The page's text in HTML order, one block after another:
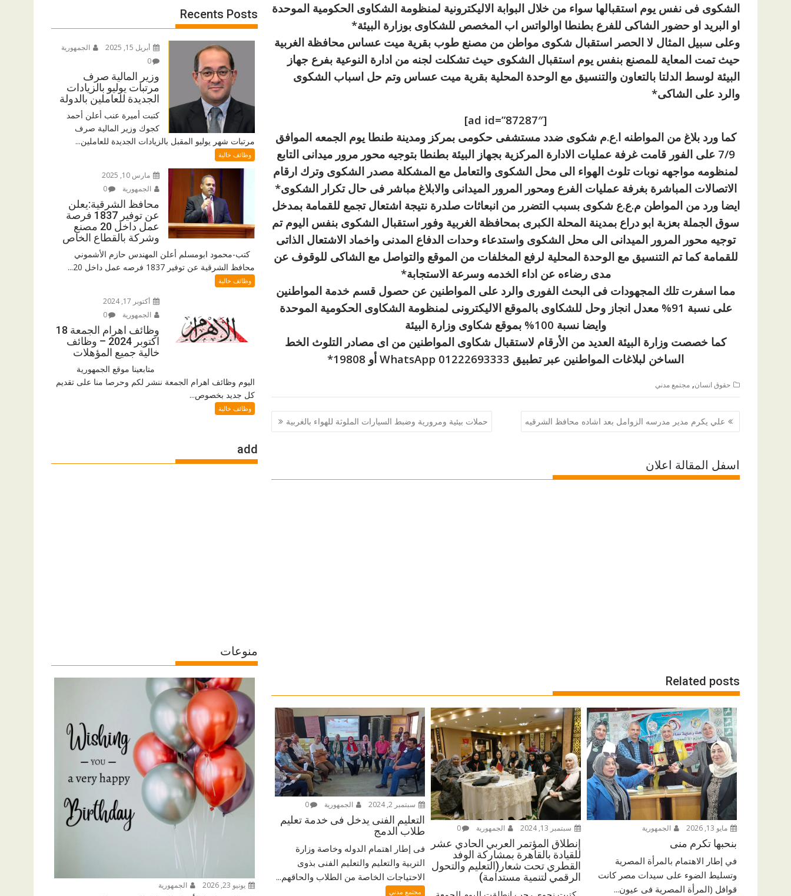
الشكوى فى نفس يوم استقبالها سواء من خلال البوابة الاليكترونية لمنظومة الشكاوى الحكومية الموحدة
او البريد او حضور الشاكى للفرع بطنطا اوالواتس اب المخصص للشكاوى بوزارة البيئة*
وعلى سبيل المثال لا الحصر استقبال شكوى مواطن من مصنع طوب بقرية ميت عساس محافظة الغربية
حيث تمت المعاية للمصنع بنفس يوم استقبال الشكوى حيث تشكلت لجنه من ادارة النوعية بفرع جهاز
البيئة لوسط الدلتا بالتعاون والتنسيق مع الوحدة المحلية بقرية ميت عساس وتم حل اسباب الشكوى
والرد على الشاكى*
[ad id=”87287″]
كما ورد بلاغ من المواطنه ا.ع.م شكوى ضدد مستشفى حكومى بمركز ومدينة طنطا يوم الجمعه الموافق
7/9 على الفور قامت غرفة عمليات الادارة المركزية بجهاز البيئة بطنطا بتوجيه محور مرور ميدانى التابع
لمنظومه مواجهه نوبات تلوث الهواء الى محل الشكوى والتعامل مع المشكلة مصدر الشكوى وترك ارقام
الاتصالات المباشرة بغرفة عمليات الفرع ومحور المرور الميدانى والابلاغ مباشر فى حال تكرار الشكوى*
ايضا ورد من المواطن م.ع.ع شكوى بسبب التضرر من انبعاثات صلدرة نتيجة اشتعال تجمع للقمامة بمدخل
سوق الجملة بعزبة ابو دراع بمدينة المحلة الكبرى بمحافظة الغربية وفور استقبال الشكوى بنفس اليوم تم
توجيه محور المرور الميدانى الى محل الشكوى واستدعاء وحدات الدفاع المدنى واخماد الاشتعال الذاتى
للقمامة كما تم التنسيق مع الوحدة المحلية لرفع المخلفات من الموقع والتواصل مع الشاكى للوقوف عن
مدى رضاءه عن اداء الخدمه وسرعة الاستجابة*
مما اسفرت تلك المجهودات فى البحث الفورى والرد على المواطنين عن حصول قسم خدمة المواطنين
على نسبة 91% معدل انجاز وحل للشكاوى بالموقع الاليكترونى لمنظومة الشكاوى الحكومية الموحدة
وايضا نسبة 100% بموقع شكاوى وزارة البيئة
كما خصصت وزارة البيئة العديد من الأرقام لاستقبال شكاوى المواطنين من اى مصادر التلوث الخط
الساخن لبلاغات المواطنين عبر تطبيق WhatsApp 01222693333 أو 19808*
حقوق انسان, مجتمع مدني
تصفّح
المقالات
علي يكرم مدير مدرسه الزوامل بعد اشاده محافظ الشرقيه حملات بيئية ومرورية وضبط السيارات الملوثة للهواء بالغربية
اسفل المقالة اعلان
Related posts
مايو 13, 2026 الجمهورية
بنحبها تكرم منى
في إطار الاهتمام بالمرأة المصرية
وتسليط الضوء على سيدات مصر كانت
قوافل (المرأة المصرية فى عيون...
سبتمبر 13, 2024 الجمهورية 0
إنطلاق المؤتمر العربي الحادي عشر
للقيادة بالقاهرة بمشاركة الوفد
القطري تحت شعار(التعليم والتحول
الرقمي لتنمية مستدامة)
سبتمبر 2, 2024 الجمهورية 0
التعليم الفنى يدخل فى خدمة تعليم
طلاب الدمج
فى إطار اهتمام الدوله وخاصة وزارة
التربية والتعليم والتعليم الفنى بذوى
الاحتياجات الخاصة من الطلاب والحاقهم...
مجتمع مدني
Recents Posts
أبريل 15, 2025
الجمهورية
0
وزير المالية صرف
مرتبات يوليو بالزيادات
الجديدة للعاملين بالدولة
كتبت أميرة عنب أعلن أحمد
كجوك وزير المالية صرف
مرتبات شهر يوليو المقبل بالزيادات الجديدة للعاملين...
وظائف خالية
مارس 10, 2025
الجمهورية
0
محافظ الشرقية:يعلن
عن توفير 1837 فرصة
عمل داخل 20 مصنع
وشركة بالقطاع الخاص
كتب-محمود ابومسلم أعلن المهندس حازم الأشموني
محافظ الشرقية عن توفير 1837 فرصه عمل داخل 20...
وظائف خالية
أكتوبر 17, 2024
الجمهورية
0
وظائف اهرام الجمعة 18
اكتوبر 2024 – وظائف
خالية جميع المؤهلات
متابعينا موقع الجمهورية
اليوم وظائف اهرام الجمعة ننشر لكم وحرصا منا على تقديم
كل جديد بخصوص...
وظائف خالية
add
منوعات
يونيو 23, 2026 الجمهورية